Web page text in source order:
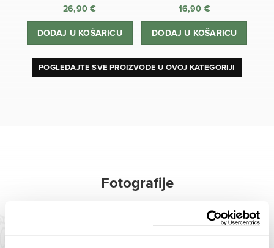
26,90€
DODAJ U KOŠARICU
16,90 €
DODAJ U KOŠARICU
POGLEDAJTE SVE PROIZVODE U OVOJ KATEGORIJI
Fotografije